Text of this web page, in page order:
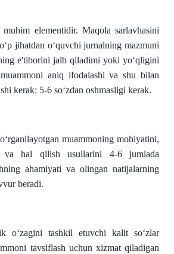
elementidir. Maqola sarlavhasini
jihatdan oʻquvchi jurnalning mazmuni
e'tiborini jalb qiladimi yoki yoʻqligini
aniq ifodalashi va shu bilan
kerak: 5-6 soʻzdan oshmasligi kerak.
muammoning mohiyatini,
va hal qilish usullarini 4-6 jumlada
ahamiyati va olingan natijalarning
beradi.
oʻzagini tashkil etuvchi kalit soʻzlar
tavsiflash uchun xizmat qiladigan